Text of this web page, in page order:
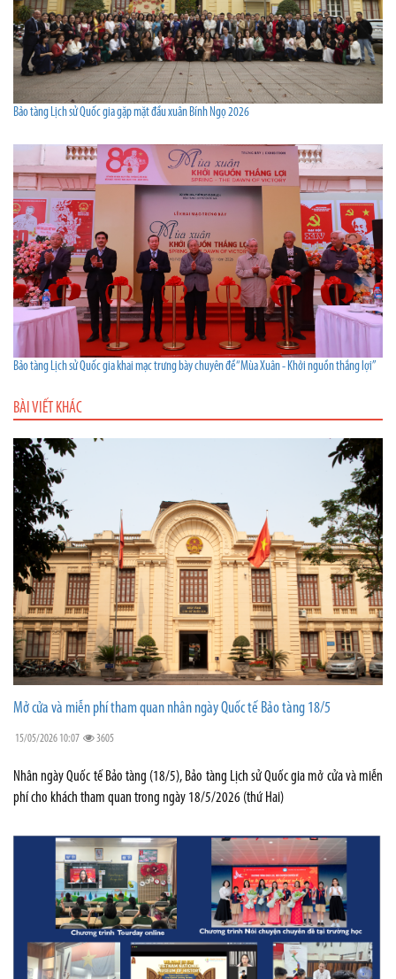
Bảo tàng Lịch sử Quốc gia gặp mặt đầu xuân Bính Ngọ 2026
Bảo tàng Lịch sử Quốc gia khai mạc trưng bày chuyên đề “Mùa Xuân - Khởi nguồn thắng lợi”
BÀI VIẾT KHÁC
Mở cửa và miễn phí tham quan nhân ngày Quốc tế Bảo tàng 18/5
15/05/2026 10:07 3605
Nhân ngày Quốc tế Bảo tàng (18/5), Bảo tàng Lịch sử Quốc gia mở cửa và miễn
phí cho khách tham quan trong ngày 18/5/2026 (thứ Hai)